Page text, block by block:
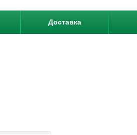
Доставка